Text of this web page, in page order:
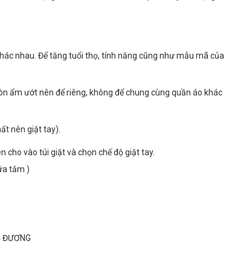
nhau. Để tăng tuổi thọ, tính năng cũng như mẫu mã của
ẩm ướt nên để riêng, không để chung cùng quần áo khác
nên giặt tay).
cho vào túi giặt và chọn chế độ giặt tay.
tắm )
ĐƯƠNG